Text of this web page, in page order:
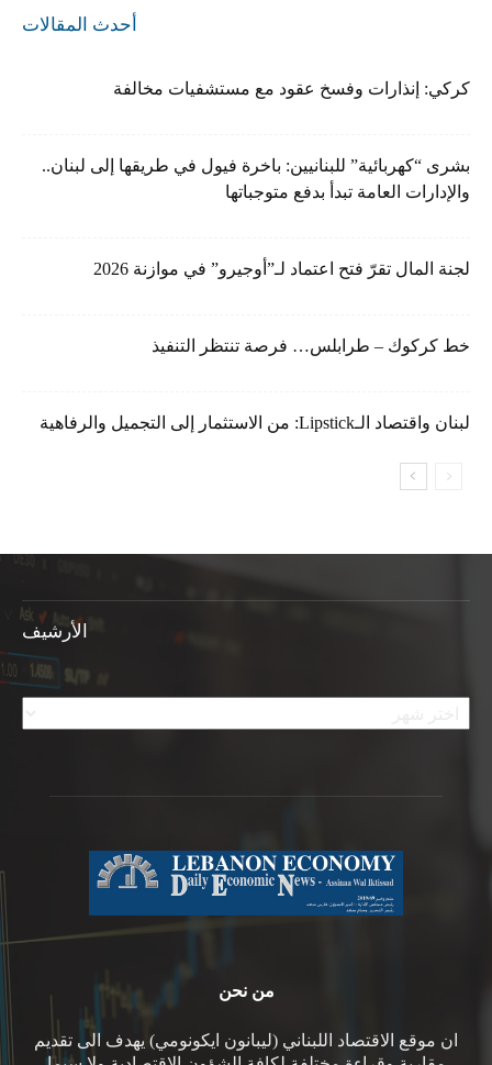
أحدث المقالات
كركي: إنذارات وفسخ عقود مع مستشفيات مخالفة
بشرى “كهربائية” للبنانيين: باخرة فيول في طريقها إلى لبنان..
والإدارات العامة تبدأ بدفع متوجباتها
لجنة المال تقرّ فتح اعتماد لـ”أوجيرو” في موازنة 2026
خط كركوك – طرابلس… فرصة تنتظر التنفيذ
لبنان واقتصاد الـLipstick: من الاستثمار إلى التجميل والرفاهية
الأرشيف
الأرشيف
من نحن
ان موقع الاقتصاد اللبناني (ليبانون ايكونومي) يهدف الى تقديم